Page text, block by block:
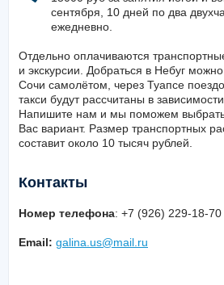
15000 руб за занятия йогой и
сентября, 10 дней по два
Отдельно оплачиваются
и экскурсии. Добраться в Небуг
Сочи самолётом, через Туапсе
такси будут рассчитаны в
Напишите нам и мы поможем
Вас вариант. Размер транспортных